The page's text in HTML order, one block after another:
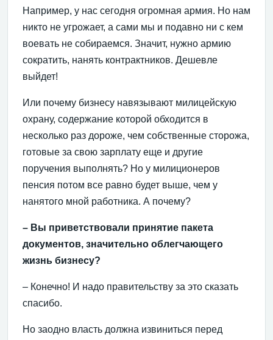
Например, у нас сегодня огромная армия. Но нам
никто не угрожает, а сами мы и подавно ни с кем
воевать не собираемся. Значит, нужно армию
сократить, нанять контрактников. Дешевле
выйдет!
Или почему бизнесу навязывают милицейскую
охрану, содержание которой обходится в
несколько раз дороже, чем собственные сторожа,
готовые за свою зарплату еще и другие
поручения выполнять? Но у милиционеров
пенсия потом все равно будет выше, чем у
нанятого мной работника. А почему?
– Вы приветствовали принятие пакета
документов, значительно облегчающего
жизнь бизнесу?
– Конечно! И надо правительству за это сказать
спасибо.
Но заодно власть должна извиниться перед